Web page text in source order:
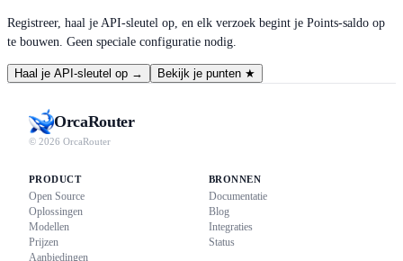
Registreer, haal je API-sleutel op, en elk verzoek begint je Points-saldo op
te bouwen. Geen speciale configuratie nodig.
Haal je API-sleutel op → Bekijk je punten ★
OrcaRouter
© 2026 OrcaRouter
PRODUCT
Open Source
Oplossingen
Modellen
Prijzen
Aanbiedingen
BRONNEN
Documentatie
Blog
Integraties
Status